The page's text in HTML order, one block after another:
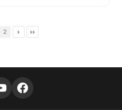
2